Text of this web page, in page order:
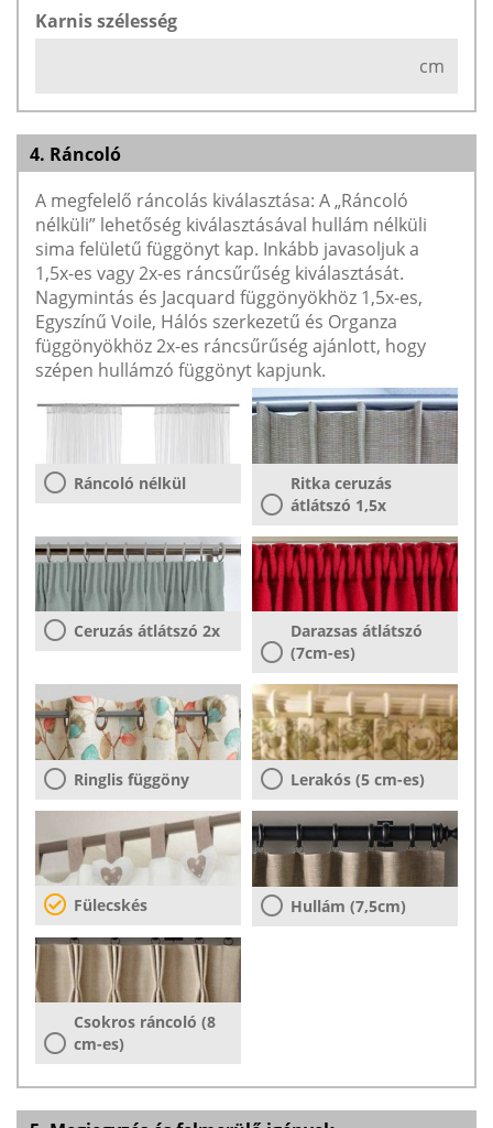
Karnis szélesség
cm
4. Ráncoló
A megfelelő ráncolás kiválasztása: A „Ráncoló
nélküli” lehetőség kiválasztásával hullám nélküli
sima felületű függönyt kap. Inkább javasoljuk a
1,5x-es vagy 2x-es ráncsűrűség kiválasztását.
Nagymintás és Jacquard függönyökhöz 1,5x-es,
Egyszínű Voile, Hálós szerkezetű és Organza
függönyökhöz 2x-es ráncsűrűség ajánlott, hogy
szépen hullámzó függönyt kapjunk.
Ráncoló nélkül
Ritka ceruzás
átlátszó 1,5x
Ceruzás átlátszó 2x
Darazsas átlátszó
(7cm-es)
Ringlis függöny Lerakós (5 cm-es)
Fülecskés Hullám (7,5cm)
Csokros ráncoló (8
cm-es)